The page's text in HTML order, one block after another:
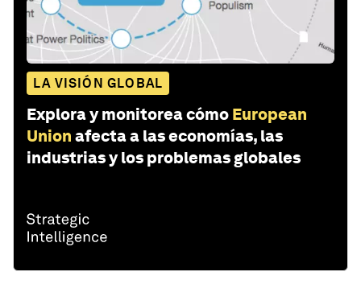
LA VISIÓN GLOBAL
Explora y monitorea cómo European
Union afecta a las economías, las
industrias y los problemas globales